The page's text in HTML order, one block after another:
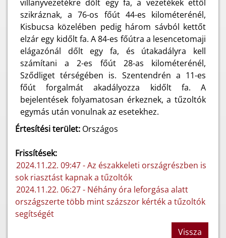
villanyvezetékre dőlt egy fa, a vezetékek ettől
szikráznak, a 76-os főút 44-es kilométerénél,
Kisbucsa közelében pedig három sávból kettőt
elzár egy kidőlt fa. A 84-es főútra a lesencetomaji
elágazónál dőlt egy fa, és útakadályra kell
számítani a 2-es főút 28-as kilométerénél,
Sződliget térségében is. Szentendrén a 11-es
főút forgalmát akadályozza kidőlt fa. A
bejelentések folyamatosan érkeznek, a tűzoltók
egymás után vonulnak az esetekhez.
Értesítési terület: Országos
Frissítések:
2024.11.22. 09:47 - Az északkeleti országrészben is
sok riasztást kapnak a tűzoltók
2024.11.22. 06:27 - Néhány óra leforgása alatt
országszerte több mint százszor kérték a tűzoltók
segítségét
Vissza